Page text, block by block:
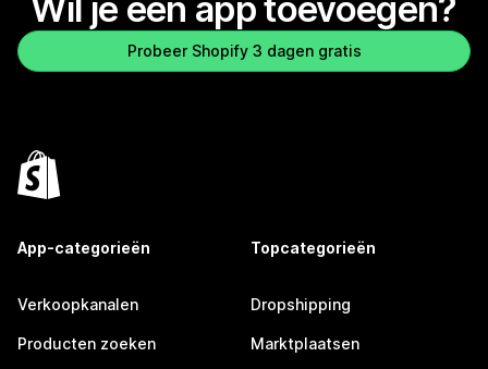
Wil je een app toevoegen?
Probeer Shopify 3 dagen gratis
App-categorieën
Verkoopkanalen
Producten zoeken
Topcategorieën
Dropshipping
Marktplaatsen